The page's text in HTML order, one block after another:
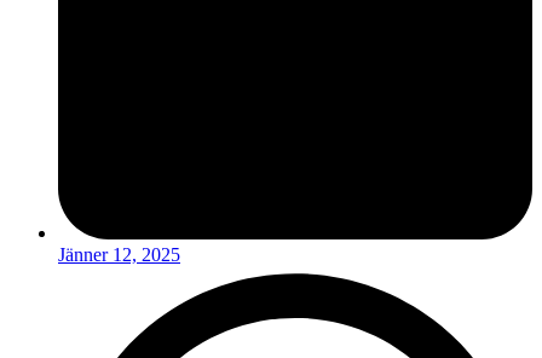
Jänner 12, 2025